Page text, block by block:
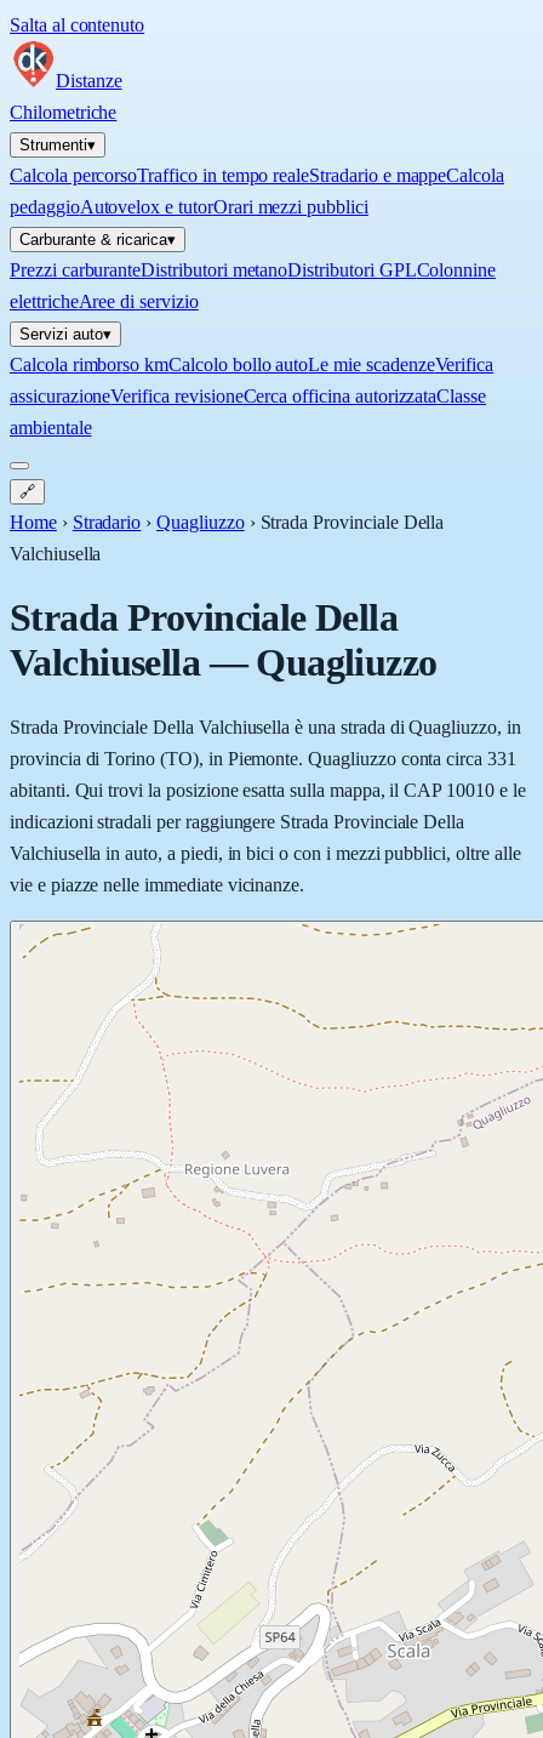
Salta al contenuto
Distanze
Chilometriche
Strumenti▾
Calcola percorsoTraffico in tempo realeStradario e mappeCalcola
pedaggioAutovelox e tutorOrari mezzi pubblici
Carburante & ricarica▾
Prezzi carburanteDistributori metanoDistributori GPLColonnine
elettricheAree di servizio
Servizi auto▾
Calcola rimborso kmCalcolo bollo autoLe mie scadenzeVerifica
assicurazioneVerifica revisioneCerca officina autorizzataClasse
ambientale
🔗
Home › Stradario › Quagliuzzo › Strada Provinciale Della
Valchiusella
Strada Provinciale Della
Valchiusella—Quagliuzzo
Strada Provinciale Della Valchiusella è una strada di Quagliuzzo, in
provincia di Torino (TO), in Piemonte. Quagliuzzo conta circa 331
abitanti. Qui trovi la posizione esatta sulla mappa, il CAP 10010 e le
indicazioni stradali per raggiungere Strada Provinciale Della
Valchiusella in auto, a piedi, in bici o con i mezzi pubblici, oltre alle
vie e piazze nelle immediate vicinanze.